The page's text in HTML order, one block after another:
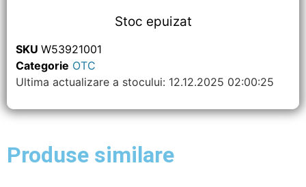
Stoc epuizat
SKU W53921001
Categorie OTC
Ultima actualizare a stocului: 12.12.2025 02:00:25
Produse similare